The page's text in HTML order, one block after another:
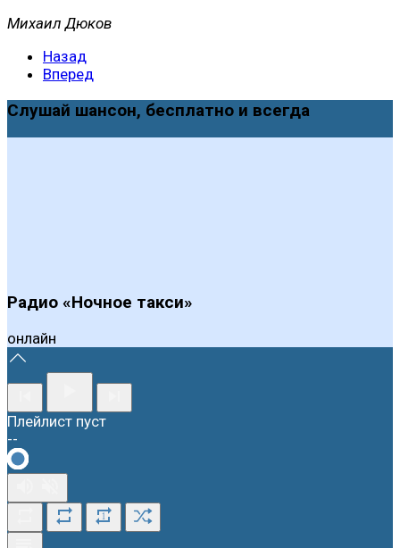
Михаил Дюков
Назад
Вперед
Слушай шансон, бесплатно и всегда
Радио «Ночное такси»
онлайн
Плейлист пуст
--
1